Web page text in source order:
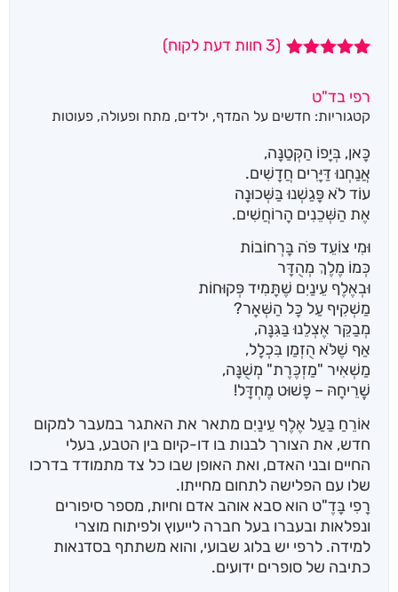
מבוסס על
דירוגים של
(
3 חוות דעת לקוח)
רפי בד"ט
קטגוריות: חדשים על המדף, ילדים, מתח ופעולה, פעוטות
כָּאן, בְּיָפוֹ הַקְּטַנָּה,
אֲנַחְנוּ דַּיָּרִים חֲדָשִׁים.
עוֹד לֹא פָּגַשְׁנוּ בַּשְּׁכוּנָה
אֶת הַשְּׁכֵנִים הָרוֹחֲשִׁים.
וּמִי צוֹעֵד פֹּה בָּרְחוֹבוֹת
כְּמוֹ מֶלֶךְ מְהֻדָּר
וּבְאֶלֶף עֵינַיִם שֶׁתָּמִיד פְּקוּחוֹת
מַשְׁקִיף עַל כָּל הַשְּׁאָר?
מְבַקֵּר אֶצְלֵנוּ בַּגִּנָּה,
אַף שֶׁלֹּא הֻזְמַן בִּכְלָל,
מַשְׁאִיר "מַזְכֶּרֶת" מְשֻׁנָּה,
שְֶׁרֵיחָהּ – פָּשׁוּט מֶחְדָּל!
אוֹרֵחַ בַּעַל אֶלֶף עֵינַיִם מתאר את האתגר במעבר למקום
חדש, את הצורך לבנות בו דו-קיום בין הטבע, בעלי
החיים ובני האדם, ואת האופן שבו כל צד מתמודד בדרכו
שלו עם הפלישה לתחום מחייתו.
רָפִי בָּדֶ"ט הוא סבא אוהב אדם וחיות, מספר סיפורים
ונפלאות ובעברו בעל חברה לייעוץ ולפיתוח מוצרי
למידה. לרפי יש בלוג שבועי, והוא משתתף בסדנאות
כתיבה של סופרים ידועים.